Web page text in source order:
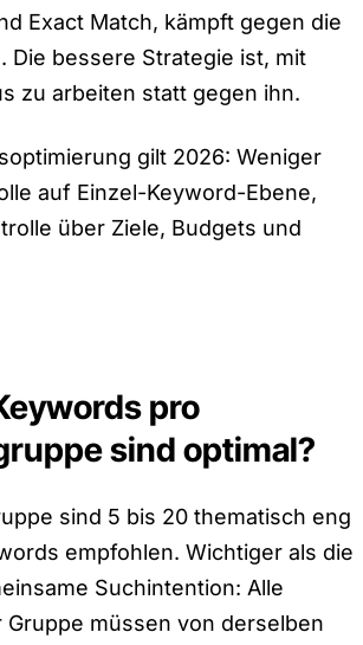
Exact Match, kämpft gegen die
Die bessere Strategie ist, mit
zu arbeiten statt gegen ihn.
gilt 2026: Weniger
auf Einzel-Keyword-Ebene,
über Ziele, Budgets und
pro
sind optimal?
sind 5 bis 20 thematisch eng
empfohlen. Wichtiger als die
Suchintention: Alle
Gruppe müssen von derselben